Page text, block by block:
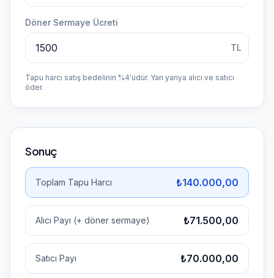
Döner Sermaye Ücreti
TL
Tapu harcı satış bedelinin %4'üdür. Yarı yarıya alıcı ve satıcı
öder.
Sonuç
Toplam Tapu Harcı ₺140.000,00
Alıcı Payı (+ döner sermaye) ₺71.500,00
Satıcı Payı ₺70.000,00